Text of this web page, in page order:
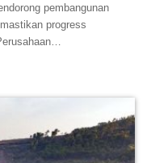
pembangunan
progress